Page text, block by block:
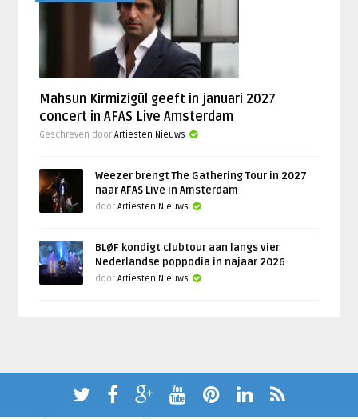
Mahsun Kirmizigül geeft in januari 2027
concert in AFAS Live Amsterdam
Geschreven doorArtiesten Nieuws
Weezer brengt The Gathering Tour in 2027
naar AFAS Live in Amsterdam
doorArtiesten Nieuws
BLØF kondigt clubtour aan langs vier
Nederlandse poppodia in najaar 2026
doorArtiesten Nieuws